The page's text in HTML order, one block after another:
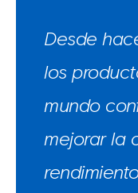
Desde
los
mundo
mejorar la